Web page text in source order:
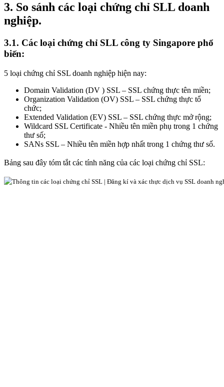
3. So sánh các loại chứng chỉ SLL doanh
nghiệp.
3.1. Các loại chứng chỉ SLL công ty Singapore phổ
biến:
5 loại chứng chỉ SSL doanh nghiệp hiện nay:
Domain Validation (DV ) SSL – SSL chứng thực tên miền;
Organization Validation (OV) SSL – SSL chứng thực tổ
chức;
Extended Validation (EV) SSL – SSL chứng thực mở rộng;
Wildcard SSL Certificate - Nhiều tên miền phụ trong 1 chứng
thư số;
SANs SSL – Nhiều tên miền hợp nhất trong 1 chứng thư số.
Bảng sau đây tóm tắt các tính năng của các loại chứng chỉ SSL: